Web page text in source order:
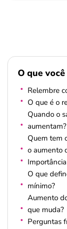
O que
Relembre
O que é o
Quando o
aumentam?
Quem tem
o aumento
O que
mínimo?
Aumento
que muda?
Perguntas